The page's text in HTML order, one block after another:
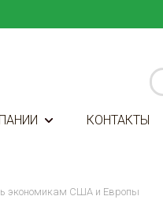
КОНТАКТЫ
экономикам США и Европы